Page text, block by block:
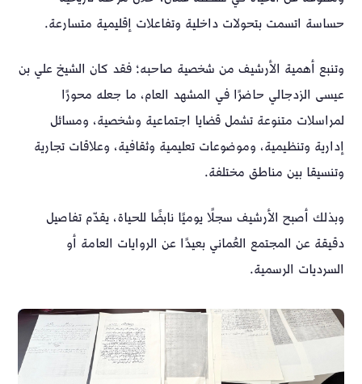
حساسة اتسمت بتحولات داخلية وتفاعلات إقليمية متسارعة.
وتنبع أهمية الأرشيف من شخصية صاحبه؛ فقد كان الشيخ علي بن
عيسى الزدجالي حاضرًا في المشهد العام، ما جعله محورًا
لمراسلات متنوعة تشمل قضايا اجتماعية وشخصية، ومسائل
إدارية وتنظيمية، وموضوعات تعليمية وثقافية، وعلاقات تجارية
وتنسيقا بين مناطق مختلفة.
وبذلك أصبح الأرشيف سجلًا يوميًا نابضًا للحياة، يقدّم تفاصيل
دقيقة عن المجتمع العُماني بعيدًا عن الروايات العامة أو
السرديات الرسمية.